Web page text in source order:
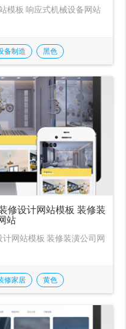
模板 响应式机械设备网站
备制造 黑色
修设计网站模板 装修装
站
网站模板 装修装潢公司网
修家居 黄色